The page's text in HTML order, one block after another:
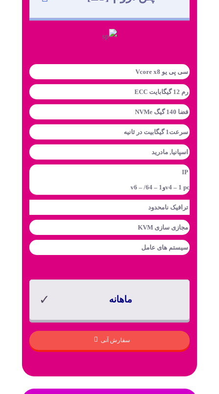
سی پی یو Vcore x8
رم 12 گیگابایت ECC
فضا 140 گیگ NVMe
سرعت1 گیگابیت در ثانیه
اسپانیا, مادرید
IP
v4 – 1 pcوv6 – /64 – 1
ترافیک نامحدود
مجازی سازی KVM
سیستم های عامل
ماهانه
سفارش آنی